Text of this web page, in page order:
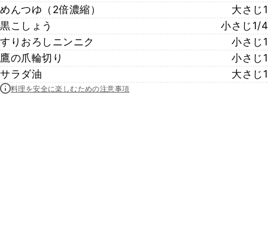
めんつゆ（2倍濃縮）
大さじ1
黒こしょう
小さじ1/4
すりおろしニンニク
小さじ1
鷹の爪輪切り
小さじ1
サラダ油
大さじ1
料理を安全に楽しむための注意事項